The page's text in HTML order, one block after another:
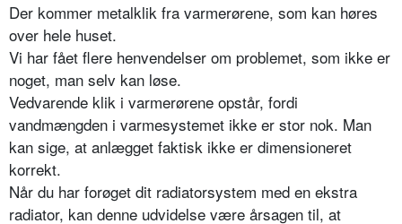
Der kommer metalklik fra varmerørene, som kan høres
over hele huset.
Vi har fået flere henvendelser om problemet, som ikke er
noget, man selv kan løse.
Vedvarende klik i varmerørene opstår, fordi
vandmængden i varmesystemet ikke er stor nok. Man
kan sige, at anlægget faktisk ikke er dimensioneret
korrekt.
Når du har forøget dit radiatorsystem med en ekstra
radiator, kan denne udvidelse være årsagen til, at